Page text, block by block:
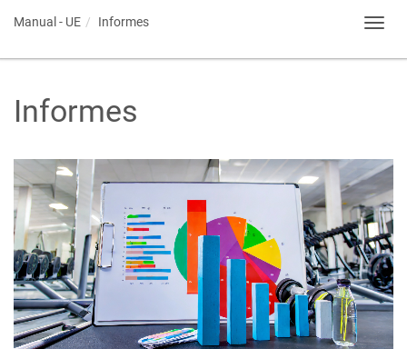
Manual - UE Informes
Informes